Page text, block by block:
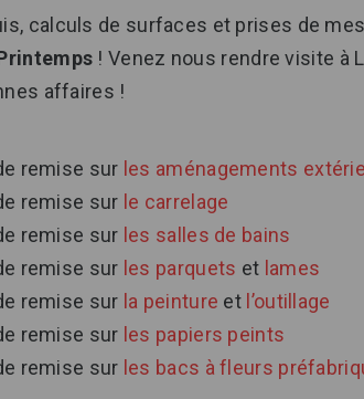
calculs de surfaces et prises de
! Venez nous rendre visite à
affaires !
remise sur les aménagements
remise sur le carrelage
remise sur les salles de bains
remise sur les parquets et lames
remise sur la peinture et l’outillage
remise sur les papiers peints
remise sur les bacs à fleurs